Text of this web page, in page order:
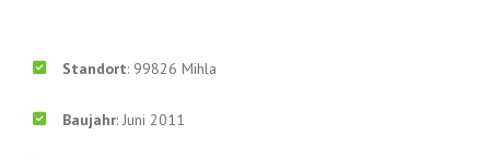
Standort: 99826 Mihla
Baujahr: Juni 2011